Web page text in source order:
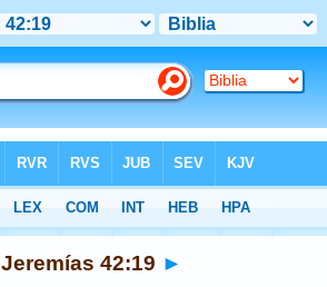
Jeremías 42:19 ►